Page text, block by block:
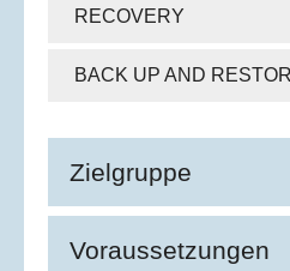
RECOVERY
BACK UP AND
Zielgruppe
Voraussetzungen